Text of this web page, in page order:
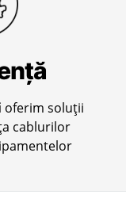
oferim soluții
cablurilor